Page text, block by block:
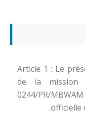
Article 1 : Le
de la mission
0244/PR/
officielle